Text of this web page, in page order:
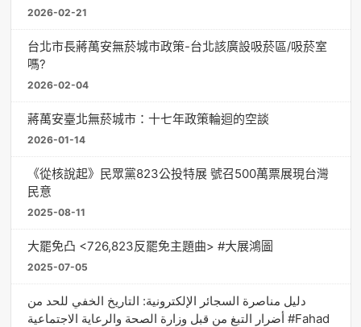
2026-02-21
台北市長蔣萬安無菸城市政策-台北該廣設吸菸區/吸菸室
嗎?
2026-02-04
蔣萬安臺北無菸城市：十七年政策輪迴的空談
2026-01-14
《從核說起》民眾黨823公投特展 號召500萬票展現台灣
民意
2025-08-11
大罷免凸 <726,823反罷免主題曲> #大展鴻圖
2025-07-05
دليل مناصرة السجائر الإلكترونية: التاريخ الخفي للحد من
أضرار التبغ من قبل وزارة الصحة والرعاية الاجتماعية #Fahad